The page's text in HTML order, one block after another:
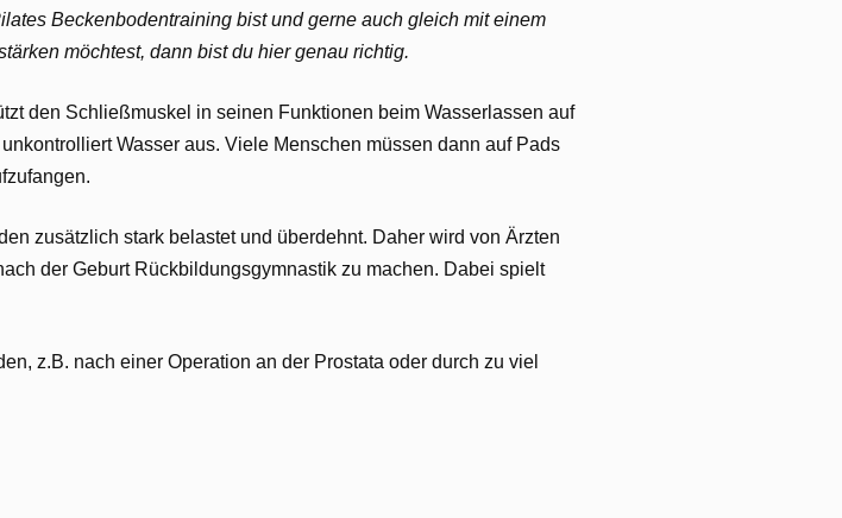
Beckenbodentraining bist und gerne auch gleich mit einem
möchtest, dann bist du hier genau richtig.
den Schließmuskel in seinen Funktionen beim Wasserlassen auf
Wasser aus. Viele Menschen müssen dann auf Pads
zusätzlich stark belastet und überdehnt. Daher wird von Ärzten
der Geburt Rückbildungsgymnastik zu machen. Dabei spielt
z.B. nach einer Operation an der Prostata oder durch zu viel